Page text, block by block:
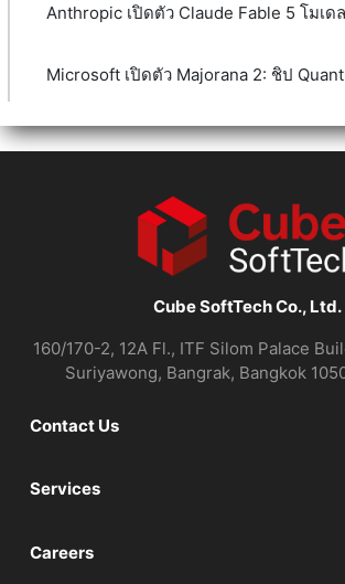
Cube SoftTech Co., Ltd.
160/170-2, 12A Fl., ITF Silom Palace
Suriyawong, Bangrak, Bangkok
Contact Us
Services
Careers